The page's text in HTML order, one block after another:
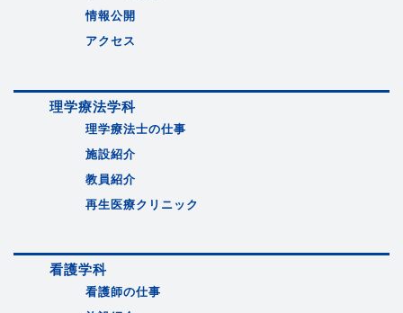
情報公開
アクセス
理学療法学科
理学療法士の仕事
施設紹介
教員紹介
再生医療クリニック
看護学科
看護師の仕事